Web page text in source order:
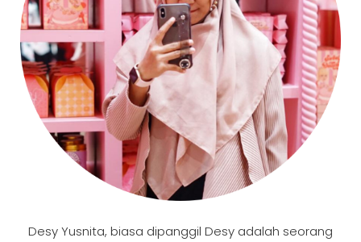
Desy Yusnita, biasa dipanggil Desy adalah seorang